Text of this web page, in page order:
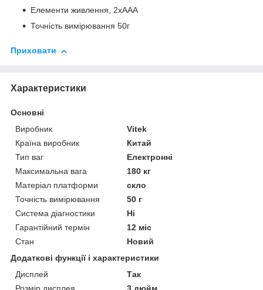
Елементи живлення, 2хААА
Точність вимірювання 50г
Приховати
Характеристики
Основні
Виробник
Vitek
Країна виробник
Китай
Тип ваг
Електронні
Максимальна вага
180 кг
Матеріал платформи
скло
Точність вимірювання
50 г
Система діагностики
Ні
Гарантійний термін
12 міс
Стан
Новий
Додаткові функції і характеристики
Дисплей
Так